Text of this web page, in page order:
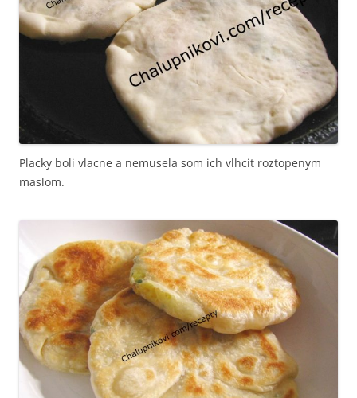
Placky boli vlacne a nemusela som ich vlhcit roztopenym
maslom.